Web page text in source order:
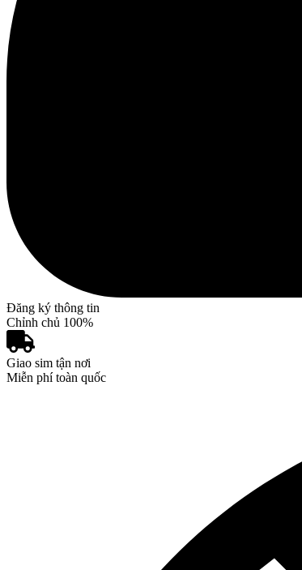
Đăng ký thông tin
Chỉnh chủ 100%
Giao sim tận nơi
Miễn phí toàn quốc